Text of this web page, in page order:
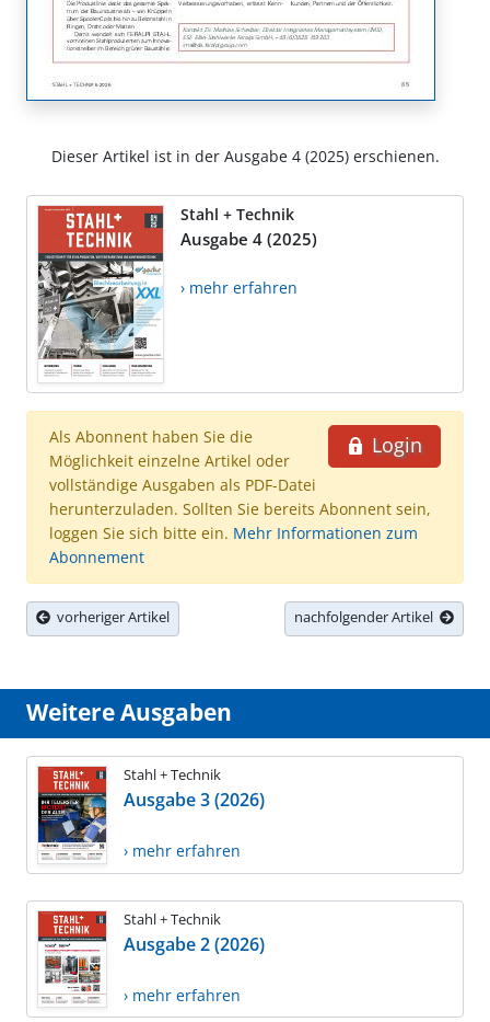
Dieser Artikel ist in der Ausgabe 4 (2025) erschienen.
Stahl + Technik
Ausgabe 4 (2025)
› mehr erfahren
Login
Als Abonnent haben Sie die
Möglichkeit einzelne Artikel oder
vollständige Ausgaben als PDF-Datei
herunterzuladen. Sollten Sie bereits Abonnent sein,
loggen Sie sich bitte ein. Mehr Informationen zum
Abonnement
vorheriger Artikel nachfolgender Artikel
Weitere Ausgaben
Stahl + Technik
Ausgabe 3 (2026)
› mehr erfahren
Stahl + Technik
Ausgabe 2 (2026)
› mehr erfahren